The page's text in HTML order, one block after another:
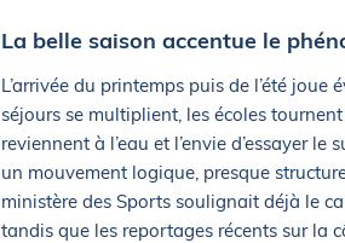
La belle saison accentue le
L’arrivée du printemps puis de l’été
séjours se multiplient, les écoles
reviennent à l’eau et l’envie d’essayer
un mouvement logique, presque
ministère des Sports soulignait déjà le
tandis que les reportages récents sur la